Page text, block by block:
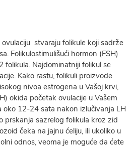
stvaraju folikule koji sadrže
Folikulostimulišući hormon (FSH)
folikula. Najdominatniji folikul se
Kako rastu, folikuli proizvode
nivoa estrogena u Vašoj krvi,
okida početak ovulacije u Vašem
oko 12-24 sata nakon izlučivanja LH
prskanja sazrelog folikula kroz zid
čeka na jajnu ćeliju, ili ukoliko u
odnos, veoma je moguće da ćete